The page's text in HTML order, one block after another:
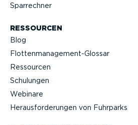
Sparrechner
RESSOURCEN
Blog
Flotten­management-Glossar
Ressourcen
Schulungen
Webinare
Heraus­for­de­rungen von Fuhrparks